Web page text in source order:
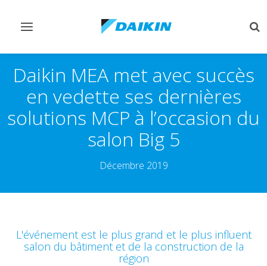
Afficher/masquer
Daikin MEA met avec succès
en vedette ses dernières
solutions MCP à l’occasion du
salon Big 5
Décembre 2019
L'événement est le plus grand et le plus influent
salon du bâtiment et de la construction de la
région